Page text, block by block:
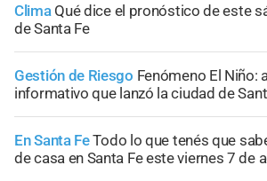
Clima Qué dice el pronóstico de este
de Santa Fe
Gestión de Riesgo Fenómeno El Niño:
informativo que lanzó la ciudad de
En Santa FeTodo lo que tenés que
de casa en Santa Fe este viernes 7 de